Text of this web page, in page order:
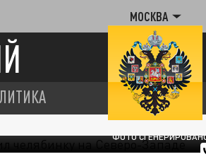
МОСКВА
ФОТО